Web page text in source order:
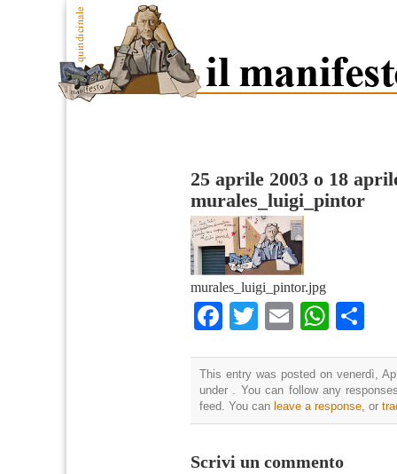
25 aprile 2003 o 18
murales_luigi_pintor
murales_luigi_pintor.jpg
Facebook
Twitter
Email
This entry was posted on venerdì,
under . You can follow any
feed. You can leave a response , or
Scrivi un commento